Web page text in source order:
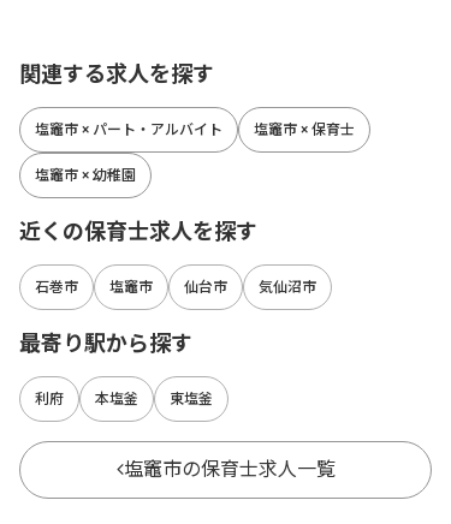
関連する求人を探す
塩竈市 × パート・アルバイト 塩竈市 × 保育士
塩竈市 × 幼稚園
近くの保育士求人を探す
石巻市 塩竈市 仙台市 気仙沼市
最寄り駅から探す
利府 本塩釜 東塩釜
塩竈市の保育士求人一覧